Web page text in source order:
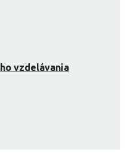
vzdelávania